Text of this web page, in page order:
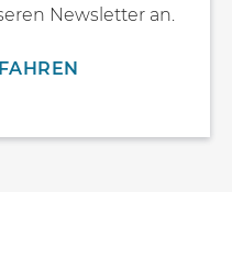
Newsletter an.